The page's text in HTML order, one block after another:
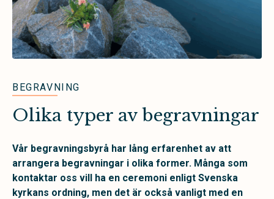
BEGRAVNING
Olika typer av begravningar
Vår begravningsbyrå har lång erfarenhet av att
arrangera begravningar i olika former. Många som
kontaktar oss vill ha en ceremoni enligt Svenska
kyrkans ordning, men det är också vanligt med en